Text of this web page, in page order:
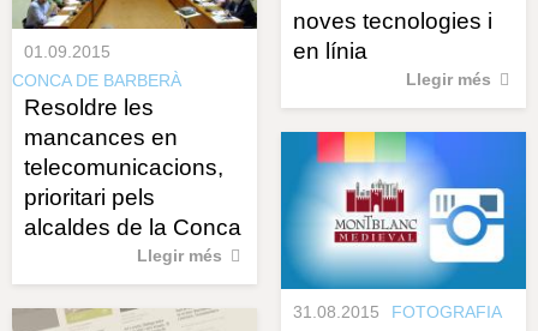
noves tecnologies i
en línia
Llegir més
01.09.2015
CONCA DE BARBERÀ
Resoldre les
mancances en
telecomunicacions,
prioritari pels
alcaldes de la Conca
Llegir més
31.08.2015 FOTOGRAFIA